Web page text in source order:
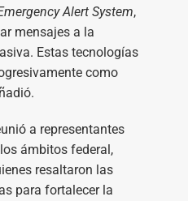
Alert System,
mensajes a la
Estas tecnologías
como
a representantes
ámbitos federal,
resaltaron las
para fortalecer la